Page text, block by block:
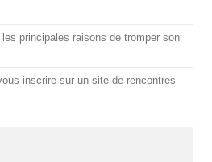
…
principales raisons de tromper son
inscrire sur un site de rencontres